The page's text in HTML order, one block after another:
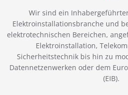
Wir sind ein
Elektroinstallationsbranche und
elektrotechnischen Bereichen,
Elektroinstallation,
Sicherheitstechnik bis hin zu
Datennetzenwerken oder dem
(EIB).